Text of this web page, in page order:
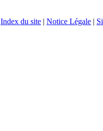
Index du site | Notice Légale |